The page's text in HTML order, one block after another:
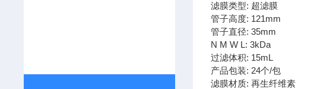
滤膜类型: 超滤膜
管子高度: 121mm
管子直径: 35mm
N M W L: 3kDa
过滤体积: 15mL
产品包装: 24个/包
滤膜材质: 再生纤维素